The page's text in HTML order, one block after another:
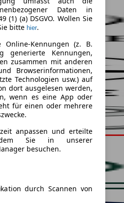
Daten in
(1) (a) DSGVO. Wollen Sie
bitte hier.
Online-Kennungen (z. B.
generierte Kennungen,
zusammen mit anderen
Browserinformationen,
Technologien usw.) auf
dort ausgelesen werden,
wenn es eine App oder
für einen oder mehrere
anpassen und erteilte
Sie in unserer
besuchen.
durch Scannen von